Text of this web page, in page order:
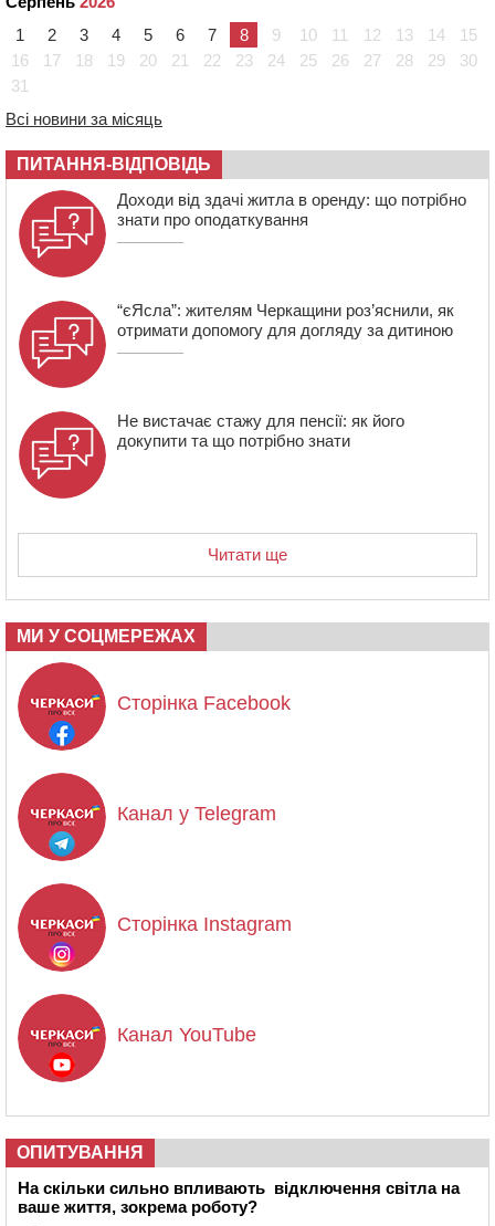
09:08
Встановити гойдалки, карусель і закупити іграшки: у
Черкасах просять покращити умови в дитсадку
08:22
полеглий біля Кліщіївки воїн
сплатили на Черкащині
06 СЕРПНЯ 2026, ЧЕТВЕР
21:13
Вісім медалей, з яких чотири золоті: черкаські
спортсмени тріумфували на чемпіонаті України
1
2 3 4 5 6 7 8 9 10 11 12 13 14
15
16
17 18 19 20 21 22 23 24 25 26 27 28 29
30
31
Всі новини за місяць
ПИТАННЯ-ВІДПОВІДЬ
Доходи від здачі житла в оренду: що потрібно
знати про оподаткування
“єЯсла”: жителям Черкащини роз’яснили, як
отримати допомогу для догляду за дитиною
Не вистачає стажу для пенсії: як його
докупити та що потрібно знати
Читати ще
МИ У СОЦМЕРЕЖАХ
Сторінка Facebook
Канал у Telegram
Сторінка Instagram
Канал YouTube
ОПИТУВАННЯ
На скільки сильно впливають відключення світла на
ваше життя, зокрема роботу?